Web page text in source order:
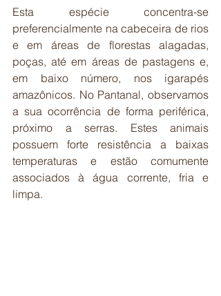
Esta espécie concentra-se
preferencialmente na cabeceira de rios
e em áreas de florestas alagadas,
poças, até em áreas de pastagens e,
em baixo número, nos igarapés
amazônicos. No Pantanal, observamos
a sua ocorrência de forma periférica,
próximo a serras. Estes animais
possuem forte resistência a baixas
temperaturas e estão comumente
associados à água corrente, fria e
limpa.